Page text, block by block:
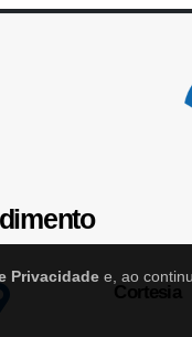
Privacidadee, ao
Cortesia